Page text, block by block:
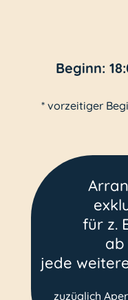
Beginn:
* vorzeitiger
für z.
ab
jede
zuzüglich